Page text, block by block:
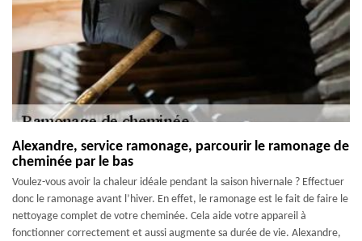
Alexandre, service ramonage, parcourir le ramonage de
cheminée par le bas
Voulez-vous avoir la chaleur idéale pendant la saison hivernale ? Effectuer
donc le ramonage avant l’hiver. En effet, le ramonage est le fait de faire le
nettoyage complet de votre cheminée. Cela aide votre appareil à
fonctionner correctement et aussi augmente sa durée de vie. Alexandre,